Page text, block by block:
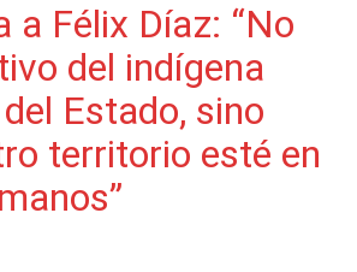
a Félix Díaz: “No
del indígena
Estado, sino
territorio esté en